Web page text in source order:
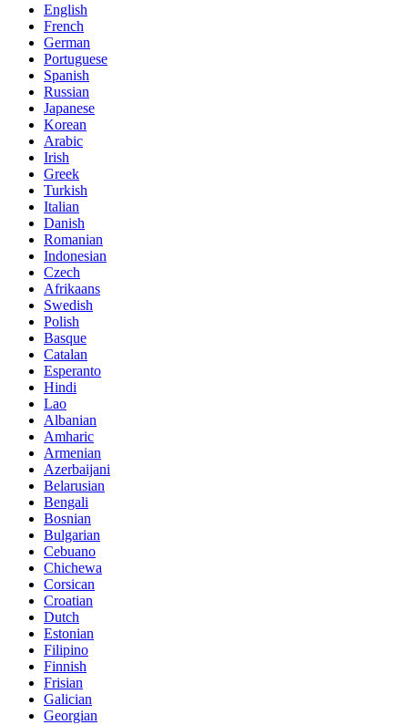
English
French
German
Portuguese
Spanish
Russian
Japanese
Korean
Arabic
Irish
Greek
Turkish
Italian
Danish
Romanian
Indonesian
Czech
Afrikaans
Swedish
Polish
Basque
Catalan
Esperanto
Hindi
Lao
Albanian
Amharic
Armenian
Azerbaijani
Belarusian
Bengali
Bosnian
Bulgarian
Cebuano
Chichewa
Corsican
Croatian
Dutch
Estonian
Filipino
Finnish
Frisian
Galician
Georgian